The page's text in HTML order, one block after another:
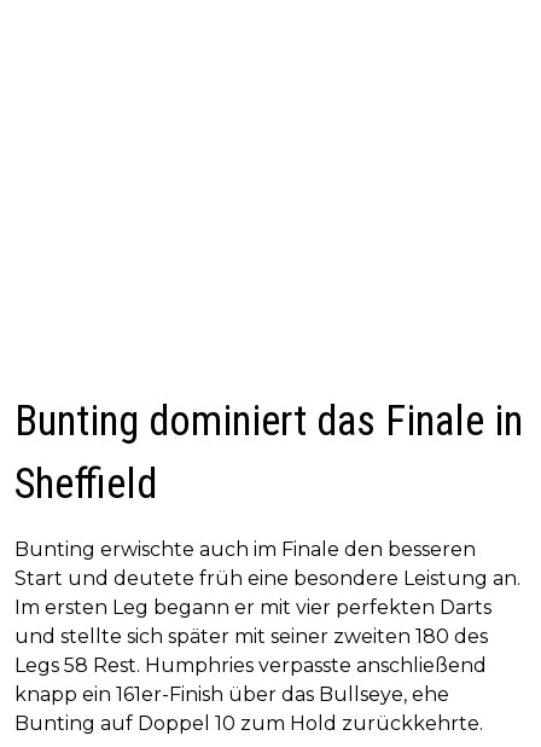
Bunting dominiert das Finale in
Sheffield
Bunting erwischte auch im Finale den besseren
Start und deutete früh eine besondere Leistung an.
Im ersten Leg begann er mit vier perfekten Darts
und stellte sich später mit seiner zweiten 180 des
Legs 58 Rest. Humphries verpasste anschließend
knapp ein 161er-Finish über das Bullseye, ehe
Bunting auf Doppel 10 zum Hold zurückkehrte.